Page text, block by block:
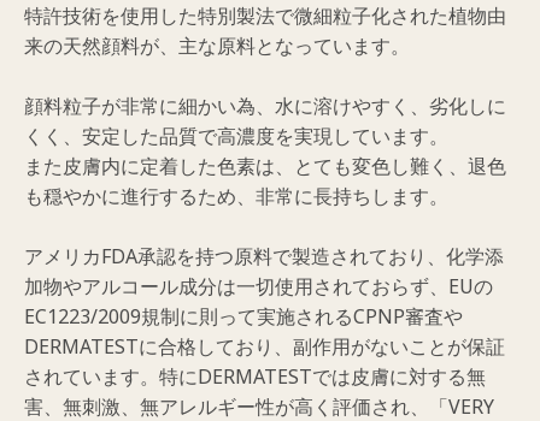
特許技術を使用した特別製法で微細粒子化された植物由
来の天然顔料が、主な原料となっています。
顔料粒子が非常に細かい為、水に溶けやすく、劣化しに
くく、安定した品質で高濃度を実現しています。
また皮膚内に定着した色素は、とても変色し難く、退色
も穏やかに進行するため、非常に長持ちします。
アメリカFDA承認を持つ原料で製造されており、化学添
加物やアルコール成分は一切使用されておらず、EUの
EC1223/2009規制に則って実施されるCPNP審査や
DERMATESTに合格しており、副作用がないことが保証
されています。特にDERMATESTでは皮膚に対する無
害、無刺激、無アレルギー性が高く評価され、「VERY